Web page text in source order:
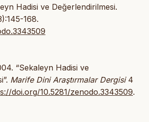
Hadisi ve Değerlendirilmesi.
168.
“Sekaleyn Hadisi ve
Marife Dini Araştırmalar Dergisi4
doi.org/10.5281/zenodo.3343509.